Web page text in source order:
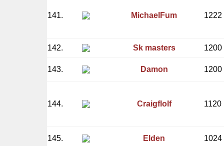
141. MichaelFum 1222
142. Sk masters 1200
143. Damon 1200
144. Craigflolf 1120
145. Elden 1024